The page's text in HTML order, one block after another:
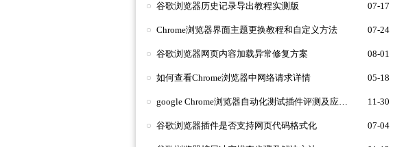
谷歌浏览器历史记录导出教程实测版 07-17
Chrome浏览器界面主题更换教程和自定义方法 07-24
谷歌浏览器网页内容加载异常修复方案 08-01
如何查看Chrome浏览器中网络请求详情 05-18
11-30
谷歌浏览器插件是否支持网页代码格式化 07-04